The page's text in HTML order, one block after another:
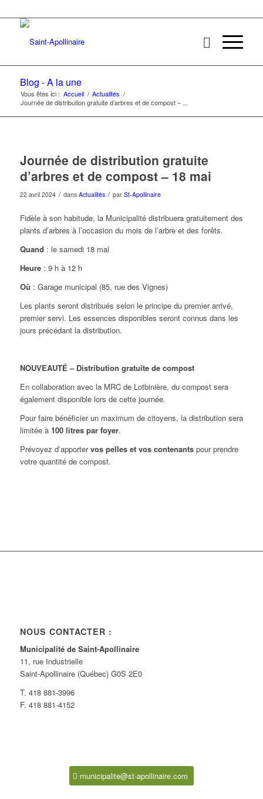
Blog - A la une
Vous êtes ici : Accueil / Actualités /
Journée de distribution gratuite d’arbres et de compost – ...
Journée de distribution gratuite
d’arbres et de compost – 18 mai
22 avril 2024 / dans Actualités / par St-Apollinaire
Fidèle à son habitude, la Municipalité distribuera gratuitement des
plants d’arbres à l’occasion du mois de l’arbre et des forêts.
Quand : le samedi 18 mai
Heure: 9 h à 12 h
Où : Garage municipal (85, rue des Vignes)
Les plants seront distribués selon le principe du premier arrivé,
premier servi. Les essences disponibles seront connus dans les
jours précédant la distribution.
NOUVEAUTÉ – Distribution gratuite de compost
En collaboration avec la MRC de Lotbinière, du compost sera
également disponible lors de cette journée.
Pour faire bénéficier un maximum de citoyens, la distribution sera
limitée à 100 litres par foyer.
Prévoyez d’apportervos pelles et vos contenantspour prendre
votre quantité de compost.
NOUS CONTACTER :
Municipalité de Saint-Apollinaire
11, rue Industrielle
Saint-Apollinaire (Québec) G0S 2E0
T. 418 881-3996
F. 418 881-4152
municipalite@st-apollinaire.com